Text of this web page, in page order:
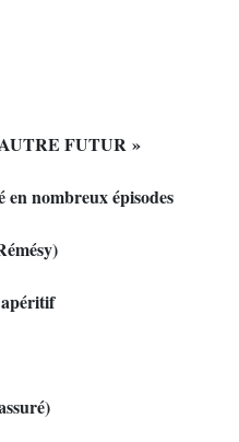
FUTUR »
en nombreux épisodes
apéritif